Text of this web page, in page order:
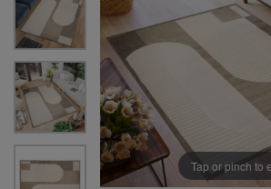
Tap or pinch to